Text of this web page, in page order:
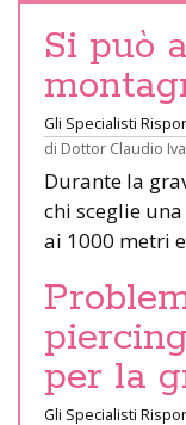
Si può
Gli Specialisti
di Dottor Claudio
Durante la
chi sceglie
ai 1000 metri
per la
Gli Specialisti